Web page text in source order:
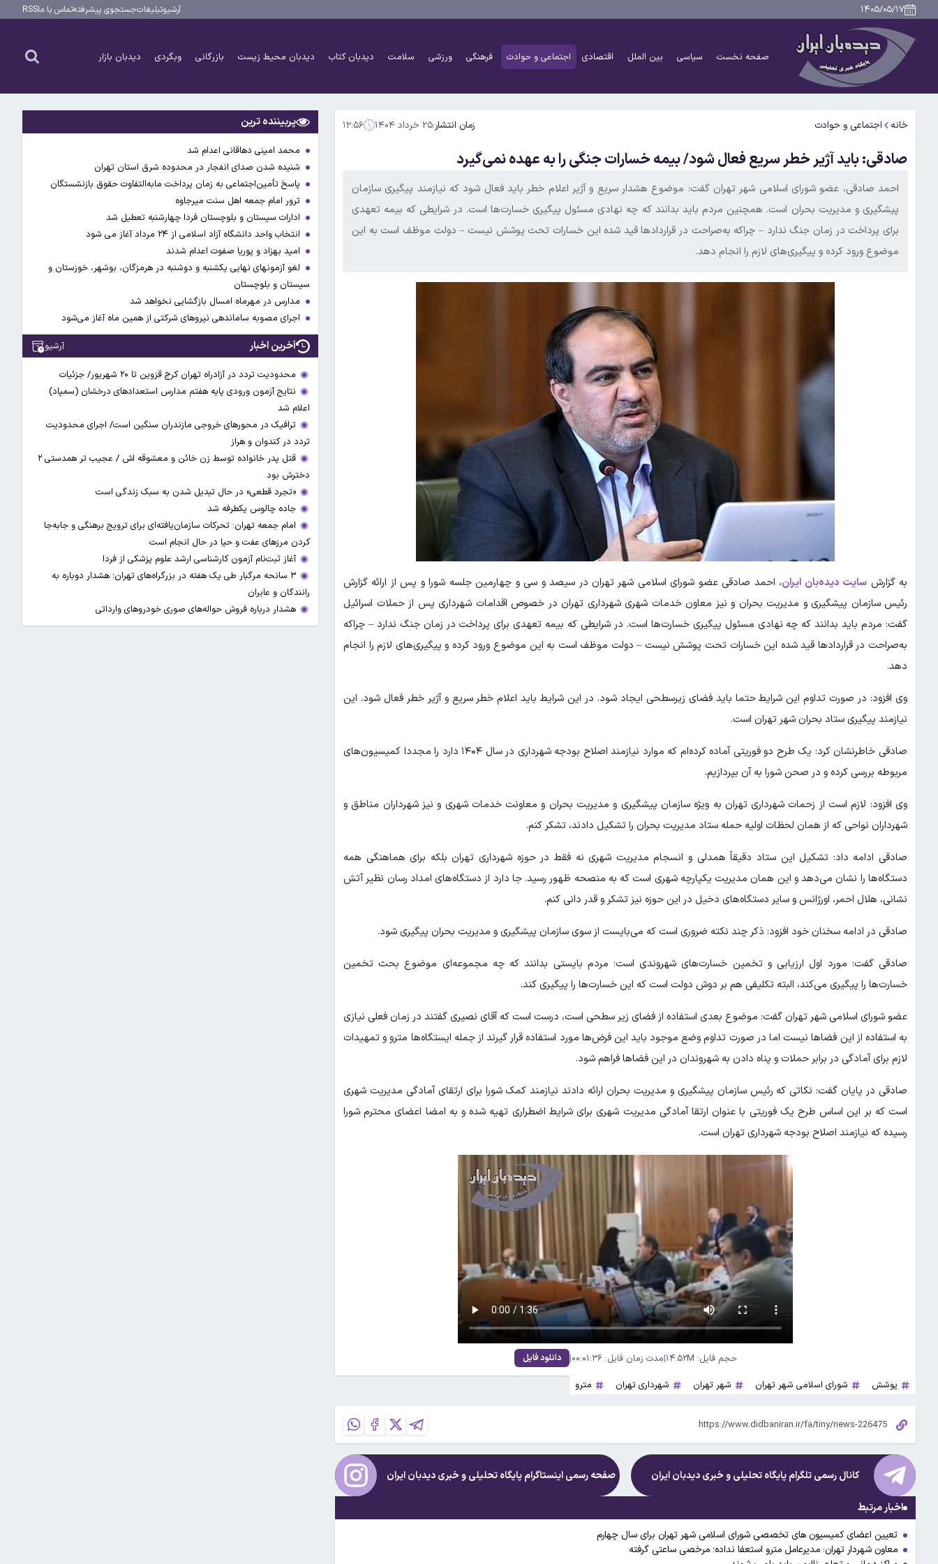
۱۴۰۵/۰۵/۱۷ آرشیوتبلیغاتجستجوی پیشرفتهتماس با ماRSS
صفحه نخست سیاسی بین الملل اقتصادی اجتماعی و حوادث فرهنگی ورزشی سلامت دیدبان کتاب دیدبان محیط زیست بازرگانی وبگردی دیدبان بازار
خانه اجتماعی و حوادث زمان انتشار:۲۵ خرداد ۱۴۰۴ ۱۲:۵۶
صادقی: باید آژیر خطر سریع فعال شود/ بیمه خسارات جنگی را به عهده نمی‌گیرد
احمد صادقی، عضو شورای اسلامی شهر تهران گفت: موضوع هشدار سریع و آژیر اعلام خطر باید فعال شود که نیازمند پیگیری سازمان
پیشگیری و مدیریت بحران است. همچنین مردم باید بدانند که چه نهادی مسئول پیگیری خسارت‌ها است. در شرایطی که بیمه تعهدی
برای پرداخت در زمان جنگ ندارد – چراکه به‌صراحت در قراردادها قید شده این خسارات تحت پوشش نیست – دولت موظف است به این
موضوع ورود کرده و پیگیری‌های لازم را انجام دهد.
به گزارش سایت دیده‌بان ایران، احمد صادقی عضو شورای اسلامی شهر تهران در سیصد و سی و چهارمین جلسه شورا و پس از ارائه گزارش
رئیس سازمان پیشگیری و مدیریت بحران و نیز معاون خدمات شهری شهرداری تهران در خصوص اقدامات شهرداری پس از حملات اسرائیل
گفت: مردم باید بدانند که چه نهادی مسئول پیگیری خسارت‌ها است. در شرایطی که بیمه تعهدی برای پرداخت در زمان جنگ ندارد – چراکه
به‌صراحت در قراردادها قید شده این خسارات تحت پوشش نیست – دولت موظف است به این موضوع ورود کرده و پیگیری‌های لازم را انجام
دهد.
وی افزود: در صورت تداوم این شرایط حتما باید فضای زیرسطحی ایجاد شود. در این شرایط باید اعلام خطر سریع و آژیر خطر فعال شود. این
نیازمند پیگیری ستاد بحران شهر تهران است.
صادقی خاطرنشان کرد: یک طرح دو فوریتی آماده کرده‌ام که موارد نیازمند اصلاح بودجه شهرداری در سال ۱۴۰۴ دارد را مجددا کمیسیون‌های
مربوطه بررسی کرده و در صحن شورا به آن بپردازیم.
وی افزود: لازم است از زحمات شهرداری تهران به ویژه سازمان پیشگیری و مدیریت بحران و معاونت خدمات شهری و نیز شهرداران مناطق و
شهرداران نواحی که از همان لحظات اولیه حمله ستاد مدیریت بحران را تشکیل دادند، تشکر کنم.
صادقی ادامه داد: تشکیل این ستاد دقیقاً همدلی و انسجام مدیریت شهری نه فقط در حوزه شهرداری تهران بلکه برای هماهنگی همه
دستگاه‌ها را نشان می‌دهد و این همان مدیریت یکپارچه شهری است که به منصحه ظهور رسید. جا دارد از دستگاه‌های امداد رسان نظیر آتش
نشانی، هلال احمر، اورژانس و سایر دستگاه‌های دخیل در این حوزه نیز تشکر و قدر دانی کنم.
صادقی در ادامه سخنان خود افزود: ذکر چند نکته ضروری است که می‌بایست از سوی سازمان پیشگیری و مدیریت بحران پیگیری شود.
صادقی گفت: مورد اول ارزیابی و تخمین خسارت‌های شهروندی است؛ مردم بایستی بدانند که چه مجموعه‌ای موضوع بحث تخمین
خسارت‌ها را پیگیری می‌کند، البته تکلیفی هم بر دوش دولت است که این خسارت‌ها را پیگیری کند.
عضو شورای اسلامی شهر تهران گفت: موضوع بعدی استفاده از فضای زیر سطحی است، درست است که آقای نصیری گفتند در زمان فعلی نیازی
به استفاده از این فضاها نیست اما در صورت تداوم وضع موجود باید این فرض‌ها مورد استفاده قرار گیرند از جمله ایستگاه‌ها مترو و تمهیدات
لازم برای آمادگی در برابر حملات و پناه دادن به شهروندان در این فضاها فراهم شود.
صادقی در پایان گفت: نکاتی که رئیس سازمان پیشگیری و مدیریت بحران ارائه دادند نیازمند کمک شورا برای ارتقای آمادگی مدیریت شهری
است که بر این اساس طرح یک فوریتی با عنوان ارتقا آمادگی مدیریت شهری برای شرایط اضطراری تهیه شده و به امضا اعضای محترم شورا
رسیده که نیازمند اصلاح بودجه شهرداری تهران است.
حجم فایل: ۱۴.۵۲M |مدت زمان فایل: ۰۰:۰۱:۳۶ | دانلود فایل
پوشش شورای اسلامی شهر تهران شهر تهران شهرداری تهران مترو
کانال رسمی تلگرام پایگاه تحلیلی و خبریدیدبان ایران صفحه رسمی اینستاگرام پایگاه تحلیلی و خبریدیدبان ایران
اخبار مرتبط
تعیین اعضای کمیسیون های تخصصی شورای اسلامی شهر تهران برای سال چهارم
معاون شهردار تهران: مدیرعامل مترو استعفا نداده؛ مرخصی ساعتی گرفته
پربیننده ترین
محمد امینی دهاقانی اعدام شد
شنیده شدن صدای انفجار در محدوده شرق استان تهران
پاسخ تأمین‌اجتماعی به زمان پرداخت مابه‌التفاوت حقوق بازنشستگان
ترور امام جمعه اهل سنت میرجاوه
ادارات سیستان و بلوچستان فردا چهارشنبه تعطیل شد
انتخاب واحد دانشگاه آزاد اسلامی از ۲۴ مرداد آغاز می شود
امید بهزاد و پوریا صفوت اعدام شدند
لغو آزمونهای نهایی یکشنبه و دوشنبه در هرمزگان، بوشهر، خوزستان و
سیستان و بلوچستان
مدارس در مهرماه امسال بازگشایی نخواهد شد
اجرای مصوبه ساماندهی نیرو‌های شرکتی از همین ماه آغاز می‌شود
آخرین اخبار آرشیو
محدودیت تردد در آزادراه تهران کرج قزوین تا ۲۰ شهریور/ جزئیات
نتایج آزمون ورودی پایه هفتم مدارس استعدادهای درخشان (سمپاد)
اعلام شد
ترافیک در محورهای خروجی مازندران سنگین است/ اجرای محدودیت
تردد در کندوان و هراز
قتل پدر خانواده توسط زن خائن و معشوقه اش / عجیب تر همدستی ۲
دخترش بود
«تجرد قطعی» در حال تبدیل شدن به سبک زندگی است
جاده چالوس یکطرفه شد
امام جمعه تهران: تحرکات سازمان‌یافته‌ای برای ترویج برهنگی و جابه‌جا
کردن مرزهای عفت و حیا در حال انجام است
آغاز ثبت‌نام‌ آزمون کارشناسی ارشد علوم پزشکی از فردا
۳ سانحه مرگبار طی یک هفته در بزرگراه‌های تهران؛ هشدار دوباره به
رانندگان و عابران
هشدار درباره فروش حواله‌های صوری خودروهای وارداتی